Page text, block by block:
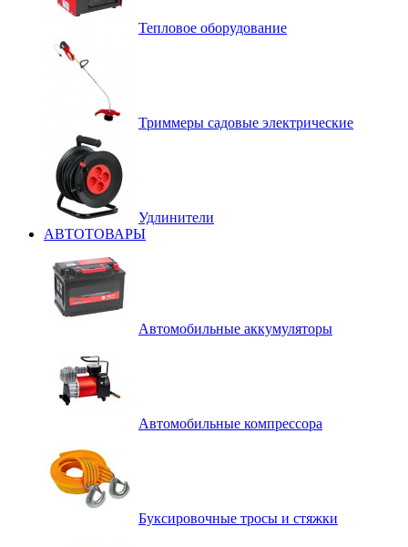
Тепловое оборудование
Триммеры садовые электрические
Удлинители
АВТОТОВАРЫ
Автомобильные аккумуляторы
Автомобильные компрессора
Буксировочные тросы и стяжки